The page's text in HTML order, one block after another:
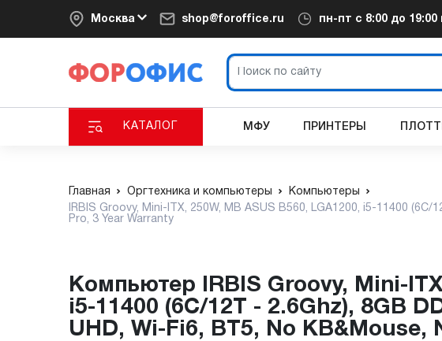
Москва shop@foroffice.ru пн-пт с 8:00 до 19:00
КАТАЛОГ МФУ ПРИНТЕРЫ
Главная Оргтехника и компьютеры
Компьютеры
IRBIS Groovy, Mini-ITX, 250W, MB ASUS B560, LGA1200, i5-11400
Pro, 3 Year Warranty
Компьютер IRBIS Groovy, Mini-ITX, 250W, MB ASUS B560, LGA1200,
i5-11400 (6C/12T - 2.6Ghz), 8GB
UHD, Wi-Fi6, BT5, No KB&Mouse,